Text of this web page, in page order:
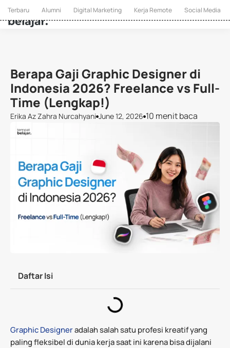
Terbaru Alumni Digital Marketing Kerja Remote Social Media
Berapa Gaji Graphic Designer di
Indonesia 2026? Freelance vs Full-
Time (Lengkap!)
Erika Az Zahra Nurcahyani June 12, 2026 10 menit baca
Daftar Isi
Graphic Designeradalah salah satu profesi kreatif yang
paling fleksibel di dunia kerja saat ini karena bisa dijalani